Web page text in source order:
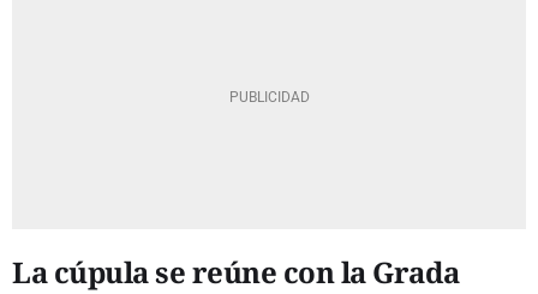
La cúpula se reúne con la Grada